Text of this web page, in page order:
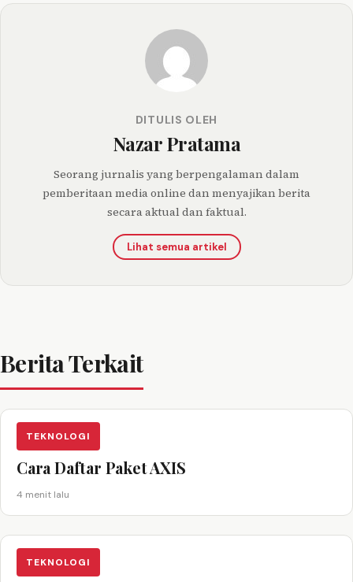
DITULIS OLEH
Nazar Pratama
Seorang jurnalis yang berpengalaman dalam
pemberitaan media online dan menyajikan berita
secara aktual dan faktual.
Lihat semua artikel
Berita Terkait
TEKNOLOGI
Cara Daftar Paket AXIS
4 menit lalu
TEKNOLOGI